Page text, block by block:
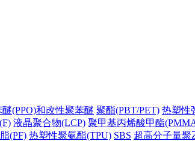
(PPO)和改性聚苯醚 聚酯(PBT/PET) 热塑性
液晶聚合物(LCP) 聚甲基丙烯酸甲酯
(PF) 热塑性聚氨酯(TPU) SBS 超高分子量聚